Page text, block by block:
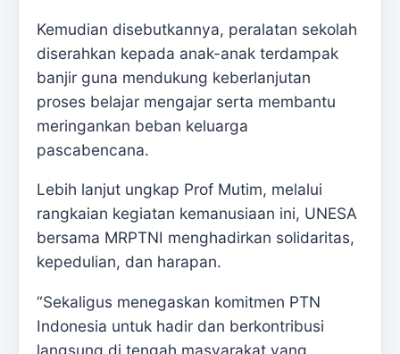
Kemudian disebutkannya, peralatan sekolah
diserahkan kepada anak-anak terdampak
banjir guna mendukung keberlanjutan
proses belajar mengajar serta membantu
meringankan beban keluarga
pascabencana.
Lebih lanjut ungkap Prof Mutim, melalui
rangkaian kegiatan kemanusiaan ini, UNESA
bersama MRPTNI menghadirkan solidaritas,
kepedulian, dan harapan.
“Sekaligus menegaskan komitmen PTN
Indonesia untuk hadir dan berkontribusi
langsung di tengah masyarakat yang